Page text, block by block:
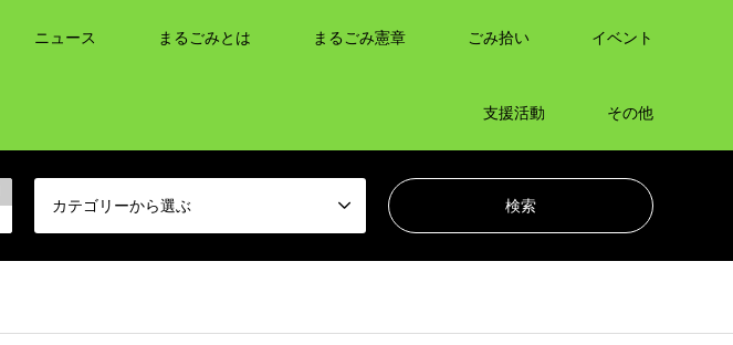
ニュース まるごみとは まるごみ憲章 ごみ拾い イベント
支援活動 その他
カテゴリーから選ぶ